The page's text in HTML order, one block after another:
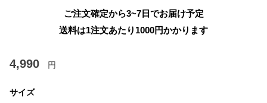
ご注文確定から3~7日でお届け予定
送料は1注文あたり 1000円かかります
4,990 円
サイズ